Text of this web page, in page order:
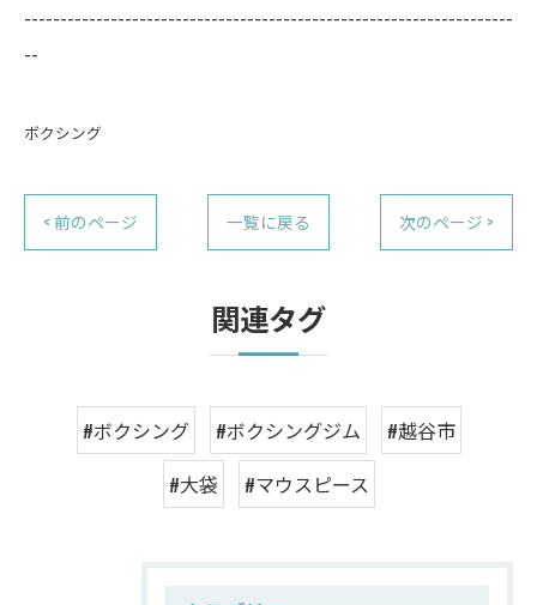
--------------------------------------------------------------------
--
ボクシング
< 前のページ 一覧に戻る 次のページ >
関連タグ
#ボクシング #ボクシングジム
#越谷市
#大袋
#マウスピース